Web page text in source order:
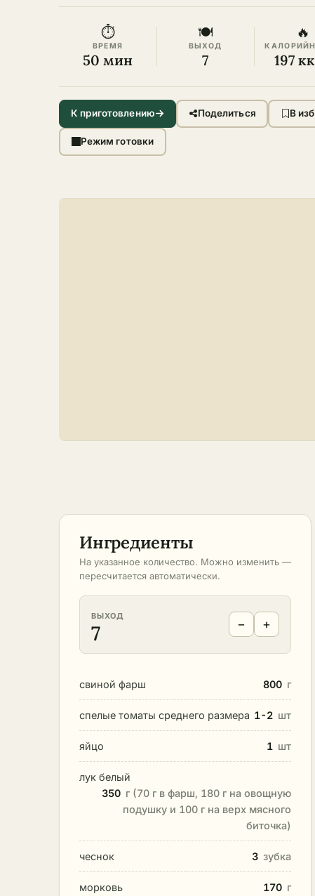
⏱
ВРЕМЯ
50 мин
🍽
ВЫХОД
7
🔥
197
К приготовлению Поделиться В
Режим готовки
Ингредиенты
На указанное количество. Можно изменить —
пересчитается автоматически.
ВЫХОД
7 − +
свиной фарш 800 г
спелые томаты среднего размера 1-2 шт
яйцо 1 шт
лук белый
350 г (70 г в фарш, 180 г на овощную
подушку и 100 г на верх мясного
биточка)
чеснок 3 зубка
морковь 170 г